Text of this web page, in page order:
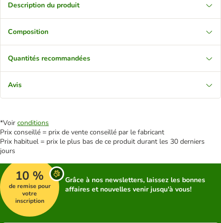
Description du produit
Composition
Quantités recommandées
Avis
*Voir conditions
Prix conseillé = prix de vente conseillé par le fabricant
Prix habituel = prix le plus bas de ce produit durant les 30 derniers
jours
10 %
de remise pour
votre
inscription
Grâce à nos newsletters, laissez les bonnes
affaires et nouvelles venir jusqu'à vous!